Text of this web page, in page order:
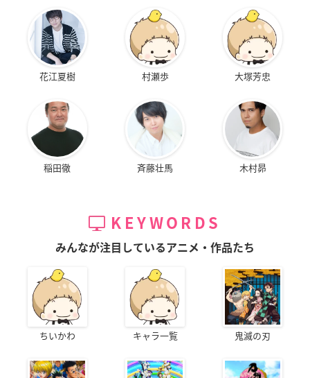
花江夏樹 村瀬歩 大塚芳忠
稲田徹 斉藤壮馬 木村昴
KEYWORDS
みんなが注目しているアニメ・作品たち
ちいかわ キャラ一覧 鬼滅の刃